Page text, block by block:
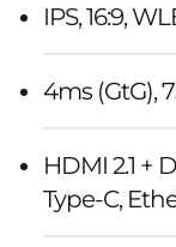
IPS, 16:9,
4ms (GtG),
HDMI 2.1 +
Type-C,